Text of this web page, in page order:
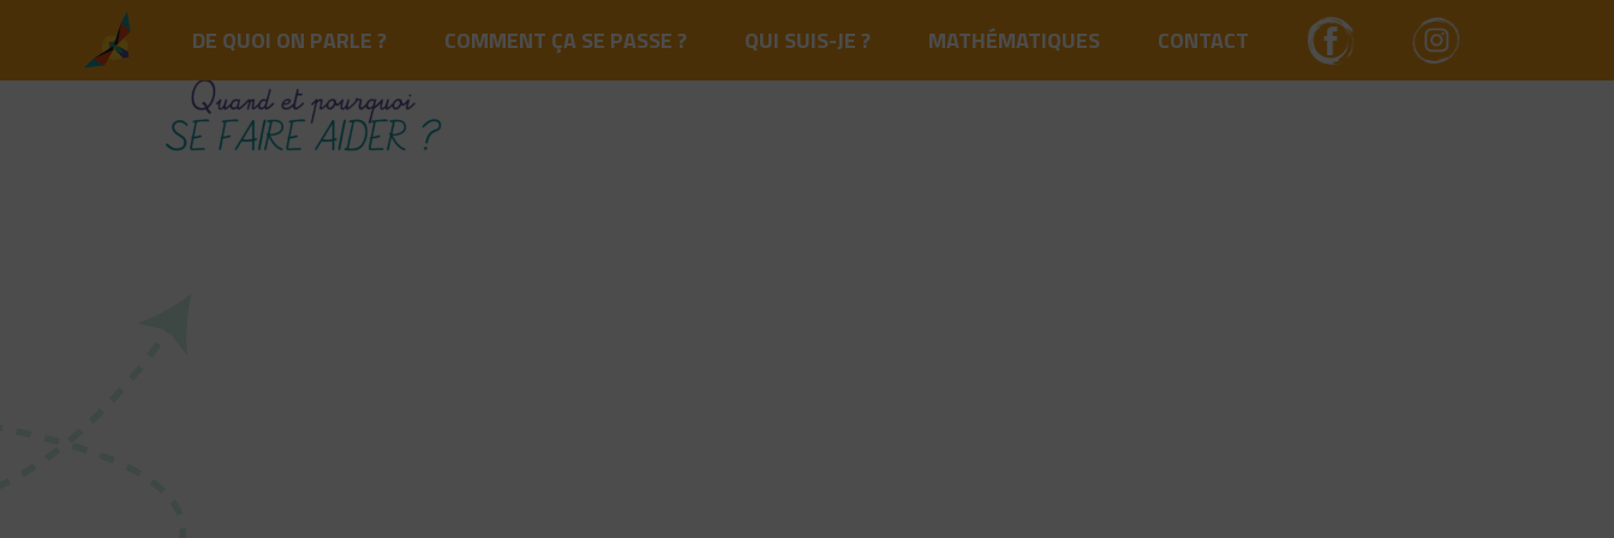
DE QUOI ON PARLE ? COMMENT ÇA SE PASSE ? QUI SUIS-JE ? MATHÉMATIQUES CONTACT